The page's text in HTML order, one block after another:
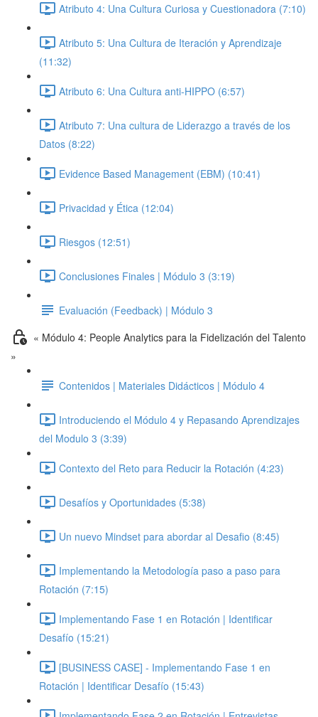
Atributo 4: Una Cultura Curiosa y Cuestionadora (7:10)
Atributo 5: Una Cultura de Iteración y Aprendizaje
(11:32)
Atributo 6: Una Cultura anti-HIPPO (6:57)
Atributo 7: Una cultura de Liderazgo a través de los
Datos (8:22)
Evidence Based Management (EBM) (10:41)
Privacidad y Ética (12:04)
Riesgos (12:51)
Conclusiones Finales | Módulo 3 (3:19)
Evaluación (Feedback) | Módulo 3
« Módulo 4: People Analytics para la Fidelización del Talento
»
Contenidos | Materiales Didácticos | Módulo 4
Introduciendo el Módulo 4 y Repasando Aprendizajes
del Modulo 3 (3:39)
Contexto del Reto para Reducir la Rotación (4:23)
Desafíos y Oportunidades (5:38)
Un nuevo Mindset para abordar al Desafio (8:45)
Implementando la Metodología paso a paso para
Rotación (7:15)
Implementando Fase 1 en Rotación | Identificar
Desafío (15:21)
[BUSINESS CASE] - Implementando Fase 1 en
Rotación | Identificar Desafío (15:43)